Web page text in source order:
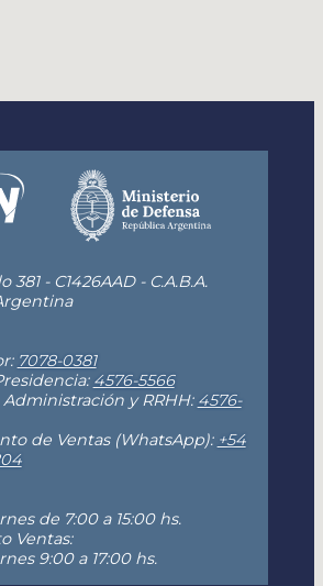
381 - C1426AAD - C.A.B.A.
7078-0381
4576-5566
Administración y RRHH: 4576-
de Ventas (WhatsApp): +54
de 7:00 a 15:00 hs.
Ventas:
9:00 a 17:00 hs.